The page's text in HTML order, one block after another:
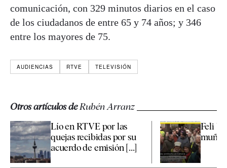
comunicación, con 329 minutos diarios en el caso
de los ciudadanos de entre 65 y 74 años; y 346
entre los mayores de 75.
AUDIENCIAS RTVE TELEVISIÓN
Otros artículos deRubén Arranz
Lío en RTVE por las
quejas recibidas por su
acuerdo de emisión [...]
Feli